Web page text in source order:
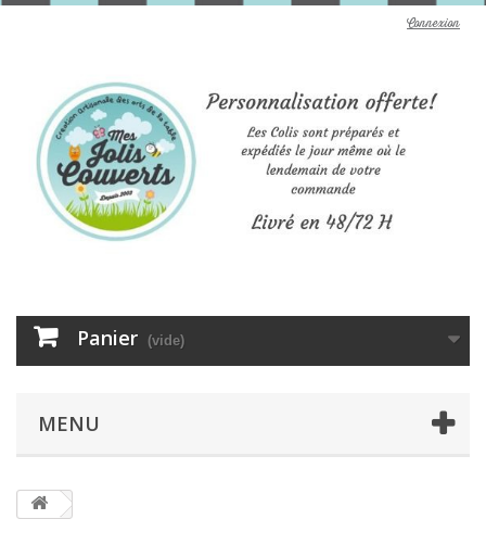
Connexion
Panier (vide)
MENU